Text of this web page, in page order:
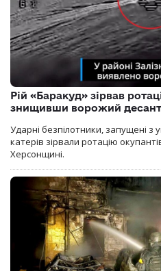
Рій «Баракуд» зірвав
знищивши ворожий десант
Ударні безпілотники, запущені з
катерів зірвали ротацію
Херсонщині.